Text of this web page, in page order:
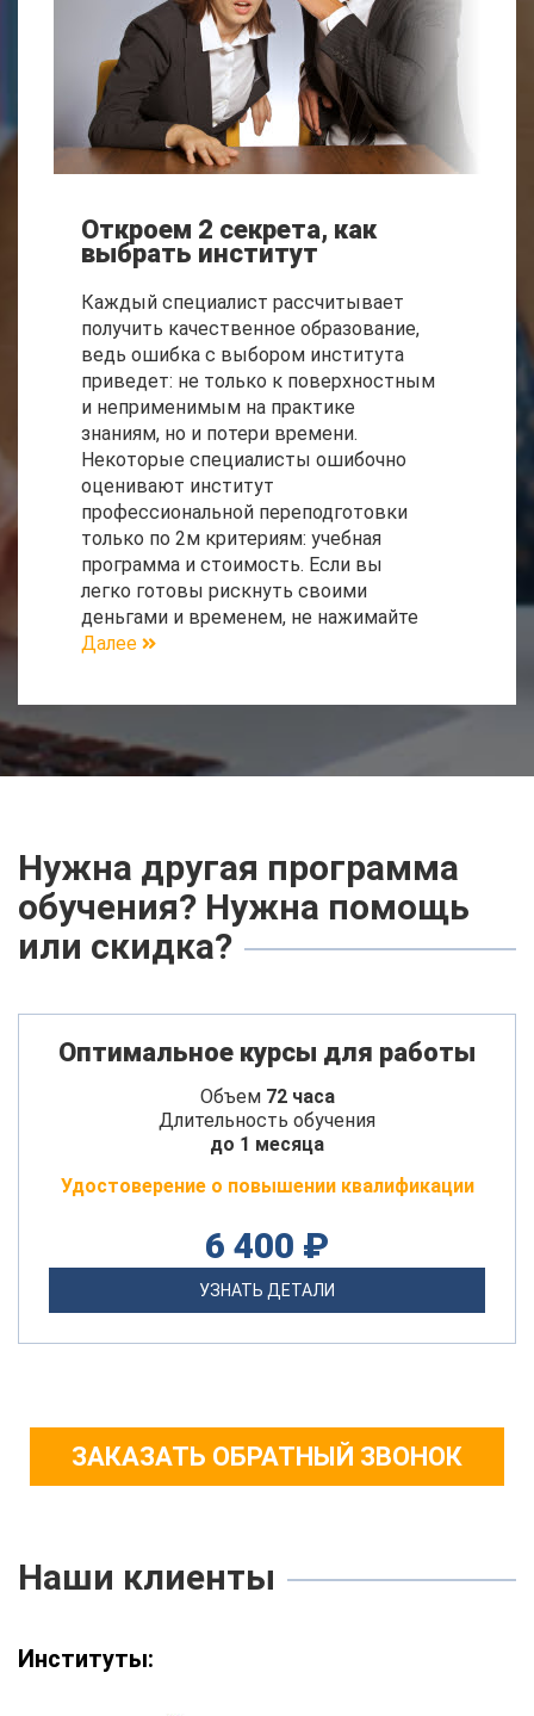
Откроем 2 секрета, как
выбрать институт
Каждый специалист рассчитывает
получить качественное образование,
ведь ошибка с выбором института
приведет: не только к поверхностным
и неприменимым на практике
знаниям, но и потери времени.
Некоторые специалисты ошибочно
оценивают институт
профессиональной переподготовки
только по 2м критериям: учебная
программа и стоимость. Если вы
легко готовы рискнуть своими
деньгами и временем, не нажимайте
Далее
Нужна другая программа
обучения? Нужна помощь
или скидка?
Оптимальное курсы для работы
Объем 72 часа
Длительность обучения
до 1 месяца
Удостоверение о повышении квалификации
6 400 ₽
УЗНАТЬ ДЕТАЛИ
ЗАКАЗАТЬ ОБРАТНЫЙ ЗВОНОК
Наши клиенты
Институты: